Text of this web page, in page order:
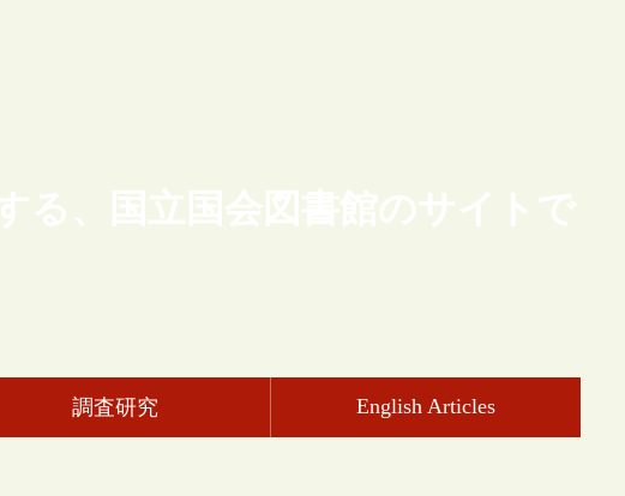
る、国立国会図書館のサイトで
調査研究 English Articles